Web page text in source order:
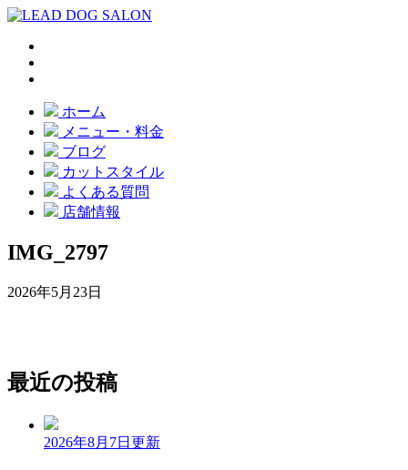
ホーム
メニュー・料金
ブログ
カットスタイル
よくある質問
店舗情報
IMG_2797
2026年5月23日
最近の投稿
2026年8月7日 更新